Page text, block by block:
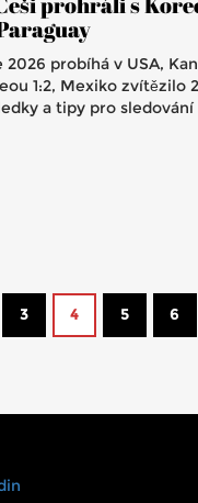
probíhá v USA,
1:2, Mexiko zvítězilo
a tipy pro sledování
3 4 5 6